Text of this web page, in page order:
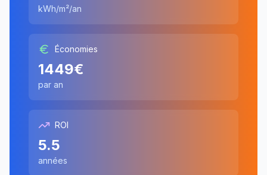
kWh/m²/an
Économies
1449€
par an
ROI
5.5
années